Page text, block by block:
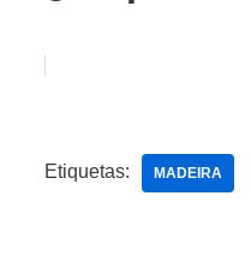
Etiquetas: MADEIRA